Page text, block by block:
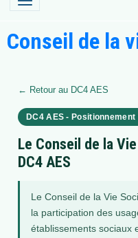
Conseil de la
← Retour au DC4 AES
DC4 AES -
Le Conseil de la
DC4 AES
Le Conseil de la Vie
la participation des
établissements sociaux